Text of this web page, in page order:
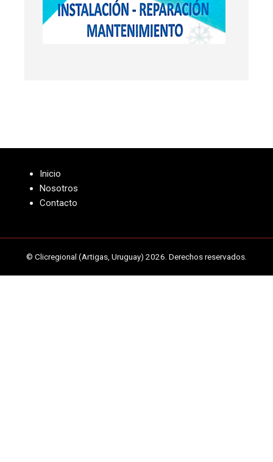
Inicio
Nosotros
Contacto
© Clicregional (Artigas, Uruguay) 2026. Derechos reservados.